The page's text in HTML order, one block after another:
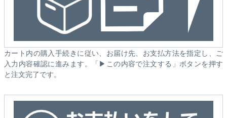
カート内の購入手続きに従い、お届け先、お支払方法を指定し、ご
入力内容確認に進みます。「▶この内容で注文する」ボタンを押す
と注文完了です。